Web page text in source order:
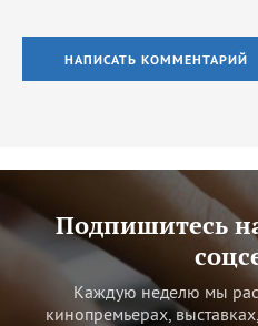
НАПИСАТЬ КОММЕНТАРИЙ
Подпишитесь
Каждую неделю мы
кинопремьерах,